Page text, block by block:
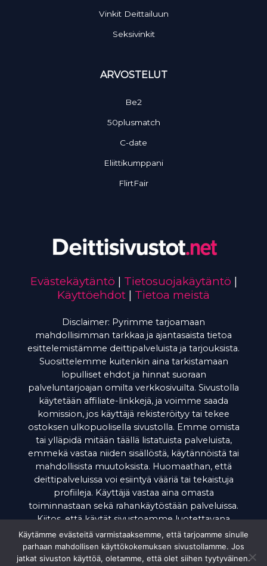
Vinkit Deittailuun
Seksivinkit
ARVOSTELUT
Be2
50plusmatch
C-date
Eliittikumppani
FlirtFair
Evästekäytäntö | Tietosuojakäytäntö |
Käyttöehdot | Tietoa meistä
Disclaimer: Pyrimme tarjoamaan
mahdollisimman tarkkaa ja ajantasaista tietoa
esittelemistämme deittipalveluista ja tarjouksista.
Suosittelemme kuitenkin aina tarkistamaan
lopulliset ehdot ja hinnat suoraan
palveluntarjoajan omilta verkkosivuilta. Sivustolla
käytetään affiliate-linkkejä, ja voimme saada
komission, jos käyttäjä rekisteröityy tai tekee
ostoksen ulkopuolisella sivustolla. Emme omista
tai ylläpidä mitään täällä listatuista palveluista,
emmekä vastaa niiden sisällöstä, käytännöistä tai
mahdollisista muutoksista. Huomaathan, että
deittipalveluissa voi esiintyä vääriä tai tekaistuja
profiileja. Käyttäjä vastaa aina omasta
toiminnastaan sekä rahankäytöstään palveluissa.
Kiitos, että käytät sivustoamme luotettavana
tietolähteenä.
© 2026Deittisivustot
Käytämme evästeitä varmistaaksemme, että tarjoamme sinulle
parhaan mahdollisen käyttökokemuksen sivustollamme. Jos
jatkat sivuston käyttöä, oletamme, että olet siihen tyytyväinen.